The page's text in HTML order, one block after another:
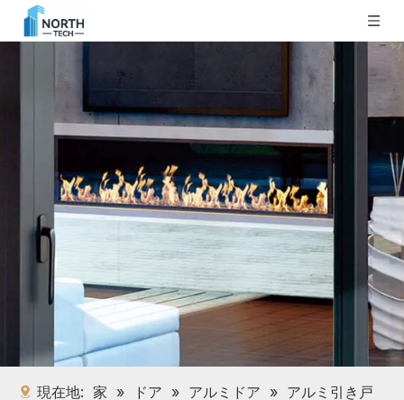
現在地: 家 » ドア » アルミドア » アルミ引き戸